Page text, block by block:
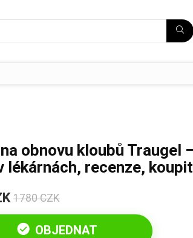
obnovu kloubů Traugel
lékárnách, recenze, koupit
1780 CZK
OBJEDNAT